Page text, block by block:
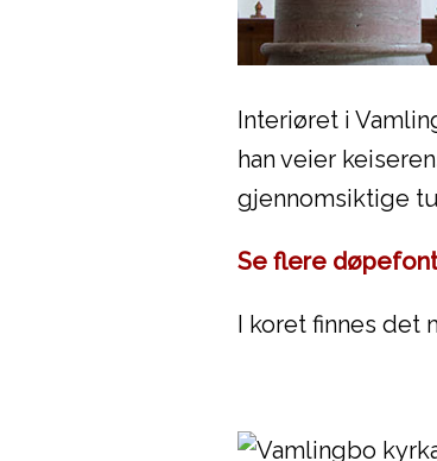
Interiøret i
han veier
gjennomsiktige
Se flere
I koret finnes det